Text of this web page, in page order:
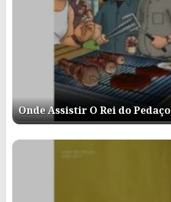
Onde Assistir O Rei do Pedaço